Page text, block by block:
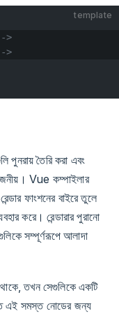
template
>
>
পুনরায় তৈরি করা এবং
Vue কম্পাইলার
ফাংশনের বাইরে তুলে
করে। রেন্ডারার পুরানো
সম্পূর্ণরূপে আলাদা
তখন সেগুলিকে একটি
এই সমস্ত নোডের জন্য